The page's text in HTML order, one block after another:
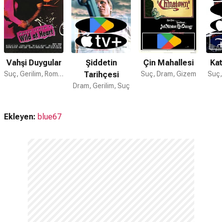
Mavi Kadife filmi hiç Oscar kazanamamıştır.
Mavi Kadife filmi ödül aldı mı?
Mavi Kadife filmi hiç ödül kazanamamıştır.
Vahşi Duygular
Suç, Gerilim, Romantik
Şiddetin
Tarihçesi
Dram, Gerilim, Suç
Çin Mahallesi
Suç, Dram, Gizem
Ekleyen: blue67